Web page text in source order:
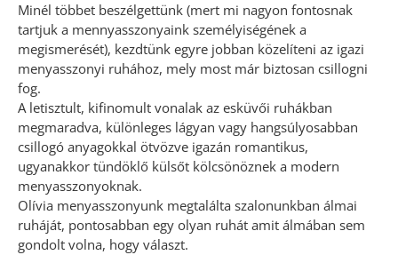
Minél többet beszélgettünk (mert mi nagyon fontosnak
tartjuk a mennyasszonyaink személyiségének a
megismerését), kezdtünk egyre jobban közelíteni az igazi
menyasszonyi ruhához, mely most már biztosan csillogni
fog.
A letisztult, kifinomult vonalak az esküvői ruhákban
megmaradva, különleges lágyan vagy hangsúlyosabban
csillogó anyagokkal ötvözve igazán romantikus,
ugyanakkor tündöklő külsőt kölcsönöznek a modern
menyasszonyoknak.
Olívia menyasszonyunk megtalálta szalonunkban álmai
ruháját, pontosabban egy olyan ruhát amit álmában sem
gondolt volna, hogy választ.